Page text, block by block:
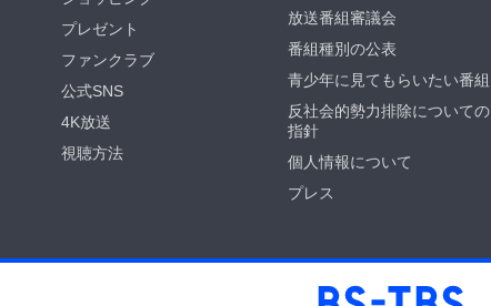
プレゼント
ファンクラブ
公式SNS
4K放送
視聴方法
放送番組審議会
番組種別の公表
青少年に見てもらいたい番組
反社会的勢力排除についての
指針
個人情報について
プレス